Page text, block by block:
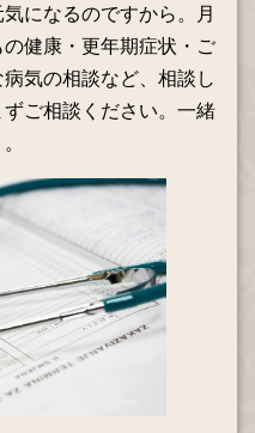
になるのですから。月
健康・更年期症状・ご
気の相談など、相談し
ご相談ください。一緒